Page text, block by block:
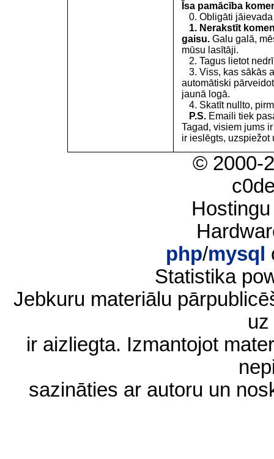
Īsa pamācība
0. Obligāti jāievada
1. Nerakstīt
gaisu. Galu galā,
mūsu lasītāji.
2. Tagus lietot
3. Viss, kas sākās
automātiski
jaunā logā.
4. Skatīt nullto,
P.S. Emaili tiek
Tagad, visiem jums
ir ieslēgts, uzspiežot
© 2000-
php/mysql
Statistika
Jebkuru materiālu
ir aizliegta. Izmantojot
sazināties ar autoru un